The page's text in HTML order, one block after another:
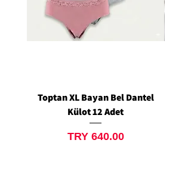
Toptan XL Bayan Bel Dantel
Külot 12 Adet
Price
TRY 640.00